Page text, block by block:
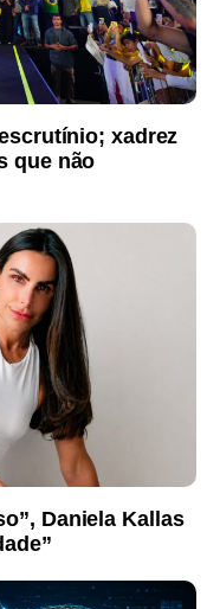
xadrez
que não
Daniela Kallas